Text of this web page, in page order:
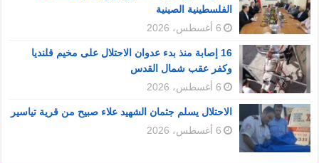
الفلسطينية الصينية
6 أغسطس، 2026
16 إصابة منذ بدء عدوان الاحتلال على مخيم قلنديا
وكفر عقب شمال القدس
6 أغسطس، 2026
الاحتلال يسلم جثمان الشهيد علاء صبيح من قرية تياسير
6 أغسطس، 2026